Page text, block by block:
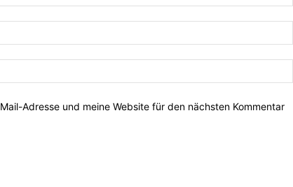
Adresse und meine Website für den nächsten Kommentar